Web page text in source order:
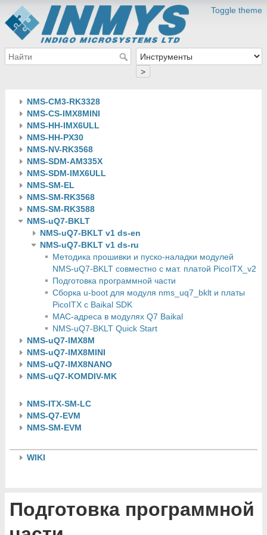
Toggle theme
>
NMS-CM3-RK3328
NMS-CS-IMX8MINI
NMS-HH-IMX6ULL
NMS-HH-PX30
NMS-NV-RK3568
NMS-SDM-AM335X
NMS-SDM-IMX6ULL
NMS-SM-EL
NMS-SM-RK3568
NMS-SM-RK3588
NMS-uQ7-BKLT
NMS-uQ7-BKLT v1 ds-en
NMS-uQ7-BKLT v1 ds-ru
Методика прошивки и пуско-наладки модулей
NMS-uQ7-BKLT совместно с мат. платой PicoITX_v2
Подготовка программной части
Сборка u-boot для модуля nms_uq7_bklt и платы
PicoITX c Baikal SDK
MAC-адреса в модулях Q7 Baikal
NMS-uQ7-BKLT Quick Start
NMS-uQ7-IMX8M
NMS-uQ7-IMX8MINI
NMS-uQ7-IMX8NANO
NMS-uQ7-KOMDIV-MK
NMS-ITX-SM-LC
NMS-Q7-EVM
NMS-SM-EVM
WIKI
Подготовка программной